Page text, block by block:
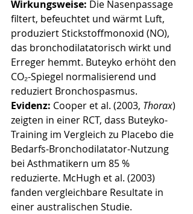
Wirkungsweise: Die Nasenpassage
filtert, befeuchtet und wärmt Luft,
produziert Stickstoffmonoxid (NO),
das bronchodilatatorisch wirkt und
Erreger hemmt. Buteyko erhöht den
CO₂-Spiegel normalisierend und
reduziert Bronchospasmus.
Evidenz: Cooper et al. (2003, Thorax)
zeigten in einer RCT, dass Buteyko-
Training im Vergleich zu Placebo die
Bedarfs-Bronchodilatator-Nutzung
bei Asthmatikern um 85 %
reduzierte. McHugh et al. (2003)
fanden vergleichbare Resultate in
einer australischen Studie.